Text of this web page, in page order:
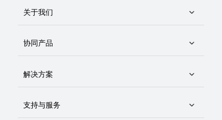
关于我们
协同产品
解决方案
支持与服务